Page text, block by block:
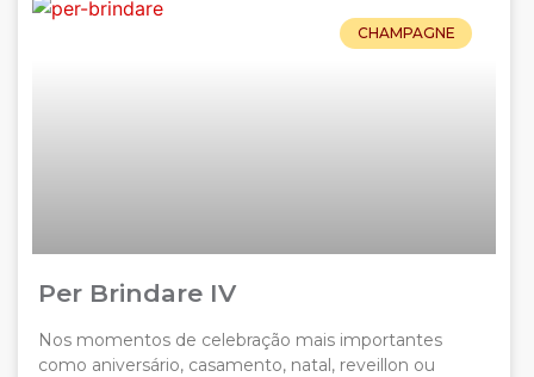
CHAMPAGNE
Per Brindare IV
Nos momentos de celebração mais importantes
como aniversário, casamento, natal, reveillon ou